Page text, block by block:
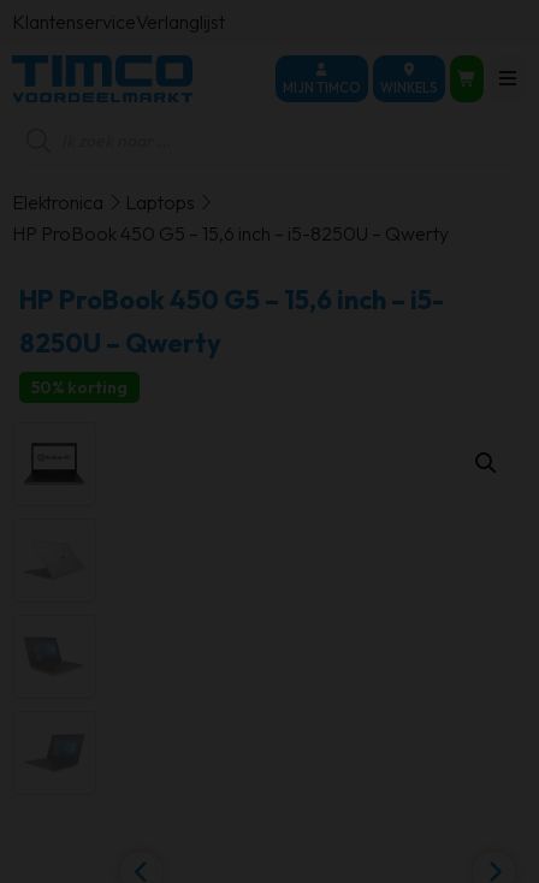
KlantenserviceVerlanglijst
MIJN TIMCO WINKELS
Elektronica
Laptops
HP ProBook 450 G5 – 15,6 inch – i5-8250U – Qwerty
HP ProBook 450 G5 – 15,6 inch – i5-
8250U – Qwerty
50% korting